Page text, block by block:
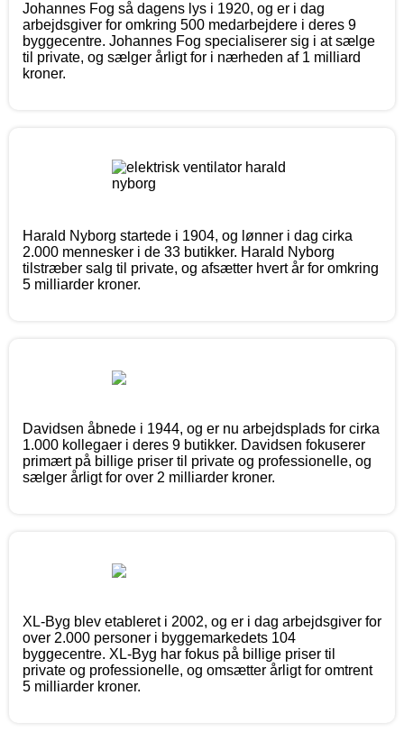
Johannes Fog så dagens lys i 1920, og er i dag
arbejdsgiver for omkring 500 medarbejdere i deres 9
byggecentre. Johannes Fog specialiserer sig i at sælge
til private, og sælger årligt for i nærheden af 1 milliard
kroner.
Harald Nyborg startede i 1904, og lønner i dag cirka
2.000 mennesker i de 33 butikker. Harald Nyborg
tilstræber salg til private, og afsætter hvert år for omkring
5 milliarder kroner.
Davidsen åbnede i 1944, og er nu arbejdsplads for cirka
1.000 kollegaer i deres 9 butikker. Davidsen fokuserer
primært på billige priser til private og professionelle, og
sælger årligt for over 2 milliarder kroner.
XL-Byg blev etableret i 2002, og er i dag arbejdsgiver for
over 2.000 personer i byggemarkedets 104
byggecentre. XL-Byg har fokus på billige priser til
private og professionelle, og omsætter årligt for omtrent
5 milliarder kroner.